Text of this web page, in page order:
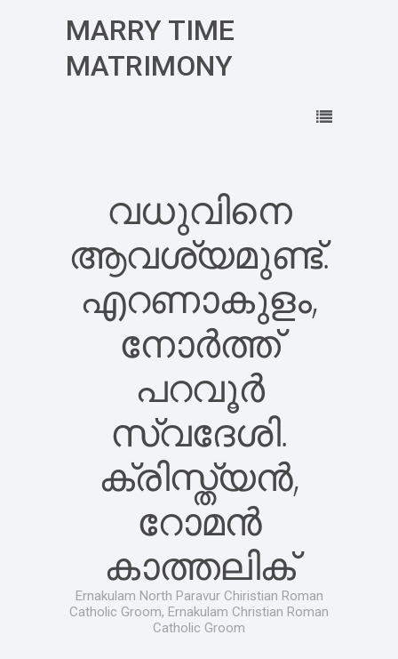
MARRY TIME
MATRIMONY
വധുവിനെ
ആവശ്യമുണ്ട്.
എറണാകുളം,
നോർത്ത്
പറവൂർ
സ്വദേശി.
ക്രിസ്ത്യൻ,
റോമൻ
കാത്തലിക്
Ernakulam North Paravur Chiristian Roman
Catholic Groom, Ernakulam Christian Roman
Catholic Groom